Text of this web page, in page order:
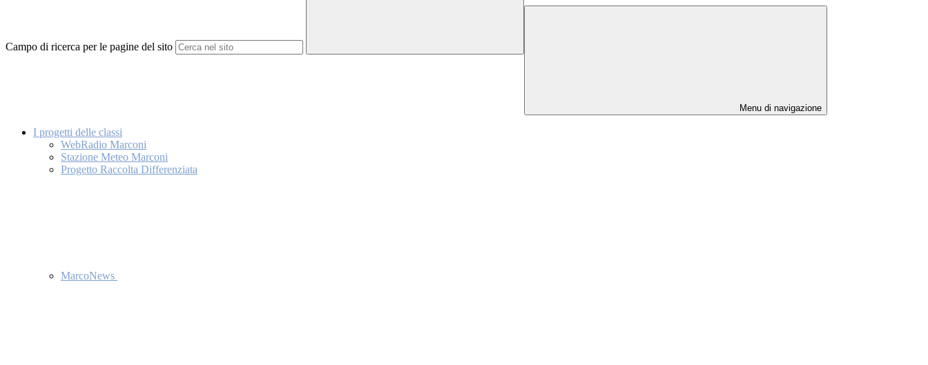
Campo di ricerca per le pagine del sito
Menu di navigazione
I progetti delle classi
WebRadio Marconi
Stazione Meteo Marconi
Progetto Raccolta Differenziata
MarcoNews